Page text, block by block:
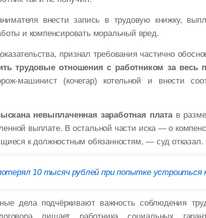
внести запись в трудовую книжку,
и компенсировать моральный вред.
признал требования частично
трудовые отношения с работником за весь
машинист (кочегар) котельной и внести
невыплаченная заработная платав
выплате. В остальной части иска — о
к должностным обязанностям, — суд отказал.
10 тысяч рублей при попытке устроиться
дела подчёркивают важность соблюдения